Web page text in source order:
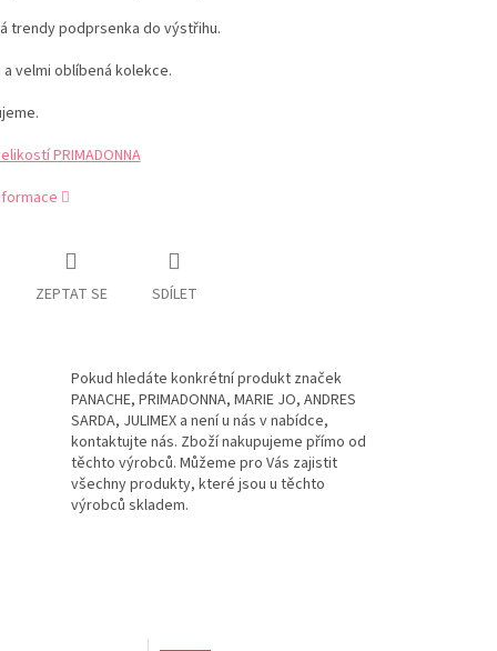
trendy podprsenka do výstřihu.
a velmi oblíbená kolekce.
PRIMADONNA
ZEPTAT SE SDÍLET
Pokud hledáte konkrétní produkt značek
PANACHE, PRIMADONNA, MARIE JO, ANDRES
SARDA, JULIMEX a není u nás v nabídce,
kontaktujte nás. Zboží nakupujeme přímo od
těchto výrobců. Můžeme pro Vás zajistit
všechny produkty, které jsou u těchto
výrobců skladem.